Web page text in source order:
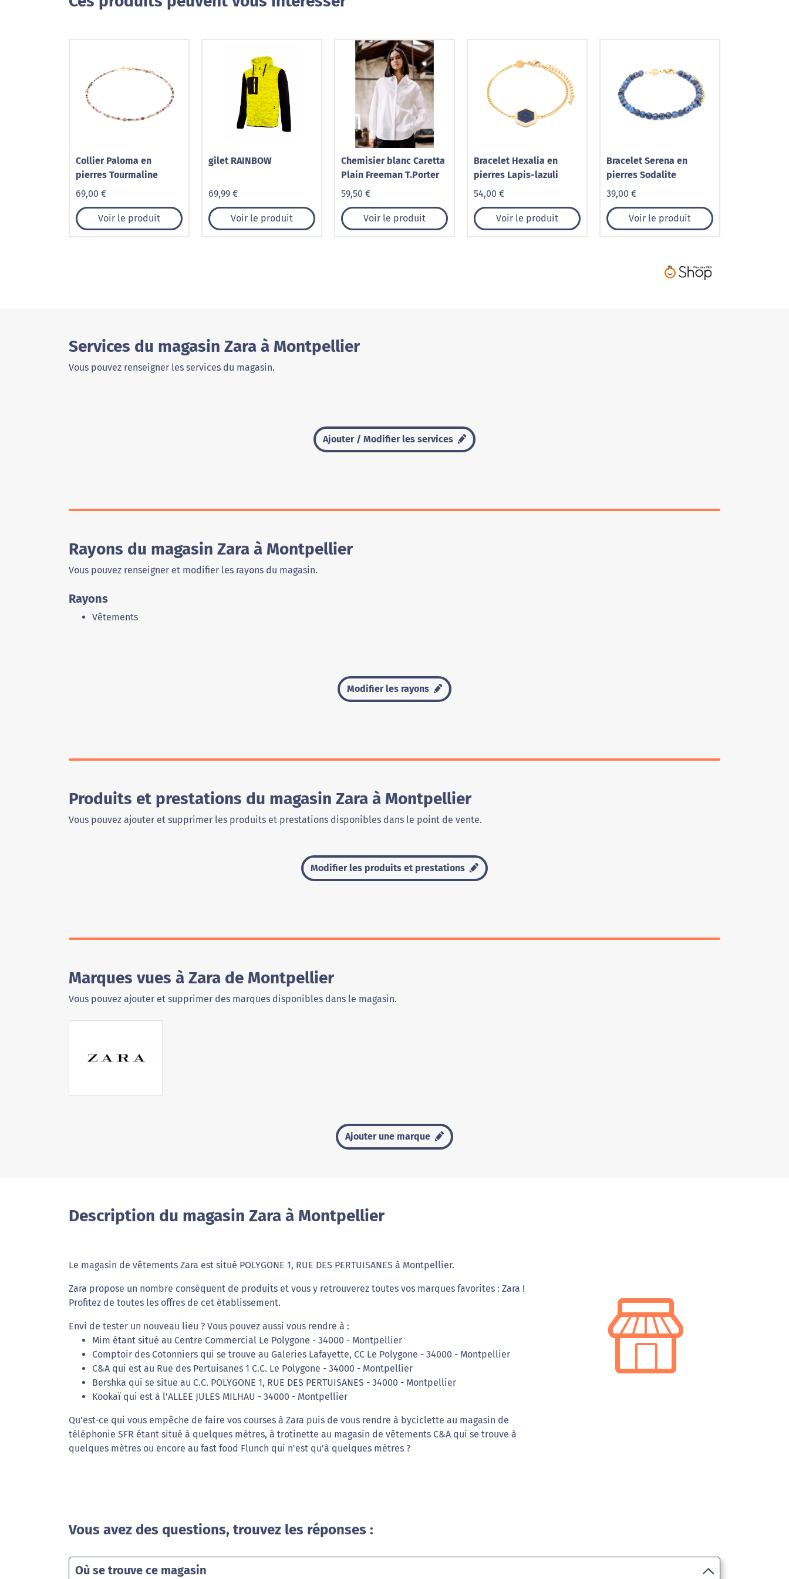
Collier Paloma en
pierres Tourmaline
69,00 €
Voir le produit
gilet RAINBOW
69,99 €
Voir le produit
Chemisier blanc Caretta
Plain Freeman T.Porter
59,50 €
Voir le produit
Bracelet Hexalia en
pierres Lapis-lazuli
54,00 €
Voir le produit
Bracelet Serena en
pierres Sodalite
39,00 €
Voir le produit
Services du magasin Zara à Montpellier
Vous pouvez renseigner les services du magasin.
Ajouter / Modifier les services
Rayons du magasin Zara à Montpellier
Vous pouvez renseigner et modifier les rayons du magasin.
Rayons
Vêtements
Modifier les rayons
Produits et prestations du magasin Zara à Montpellier
Vous pouvez ajouter et supprimer les produits et prestations disponibles dans le point de vente.
Modifier les produits et prestations
Marques vues à Zara de Montpellier
Vous pouvez ajouter et supprimer des marques disponibles dans le magasin.
Ajouter une marque
Description du magasin Zara à Montpellier
Le magasin de vêtements Zara est situé POLYGONE 1, RUE DES PERTUISANES à Montpellier.
Zara propose un nombre conséquent de produits et vous y retrouverez toutes vos marques favorites : Zara !
Profitez de toutes les offres de cet établissement.
Envi de tester un nouveau lieu ? Vous pouvez aussi vous rendre à :
Mim étant situé au Centre Commercial Le Polygone - 34000 - Montpellier
Comptoir des Cotonniers qui se trouve au Galeries Lafayette, CC Le Polygone - 34000 - Montpellier
C&A qui est au Rue des Pertuisanes 1 C.C. Le Polygone - 34000 - Montpellier
Bershka qui se situe au C.C. POLYGONE 1, RUE DES PERTUISANES - 34000 - Montpellier
Kookaï qui est à l'ALLEE JULES MILHAU - 34000 - Montpellier
Qu'est-ce qui vous empêche de faire vos courses à Zara puis de vous rendre à byciclette au magasin de
téléphonie SFR étant situé à quelques mètres, à trotinette au magasin de vêtements C&A qui se trouve à
quelques mètres ou encore au fast food Flunch qui n'est qu'à quelques mètres ?
Vous avez des questions, trouvez les réponses :
Où se trouve ce magasin